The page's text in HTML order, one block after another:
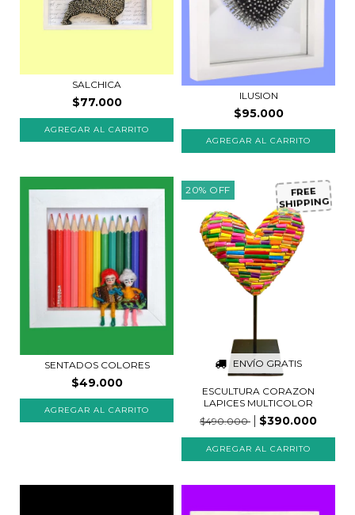
SALCHICA
$77.000
ILUSION
$95.000
SENTADOS COLORES
$49.000
AGREGAR AL CARRITO
20% OFF
ENVÍO GRATIS
FREE
SHIPPING
ESCULTURA CORAZON
LAPICES MULTICOLOR
$490.000
$390.000